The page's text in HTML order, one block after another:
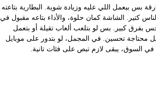
مش حاجة خارقة بس بيعمل اللي عليه وزيادة شوية. البطارية بتاعته
كتير. الشاشة كمان حلوة، والأداء بتاعه مقبول في
بفرق كبير. بس لو بتلعب ألعاب تقيلة أو بتعمل
محتاجة تحسين. في المجمل، لو بتدور على موبايل
السوق، يبقى لازم تبص على فئات تانية.